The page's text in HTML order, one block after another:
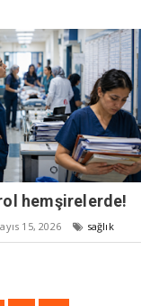
hemşirelerde!
15, 2026 sağlık